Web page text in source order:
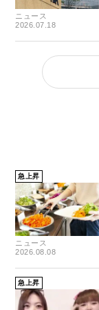
ニュース
2026.07.18
急上昇
ニュース
2026.08.08
急上昇